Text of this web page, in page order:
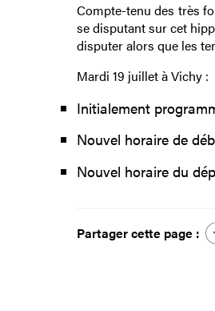
Compte-tenu des très
se disputant sur cet
disputer alors que les
Mardi 19 juillet à Vichy :
Initialement
Nouvel horaire de
Nouvel horaire du
Partager cette page :